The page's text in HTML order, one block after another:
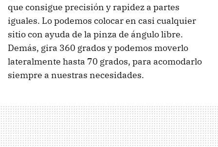
que consigue precisión y rapidez a partes
iguales. Lo podemos colocar en casi cualquier
sitio con ayuda de la pinza de ángulo libre.
Demás, gira 360 grados y podemos moverlo
lateralmente hasta 70 grados, para acomodarlo
siempre a nuestras necesidades.